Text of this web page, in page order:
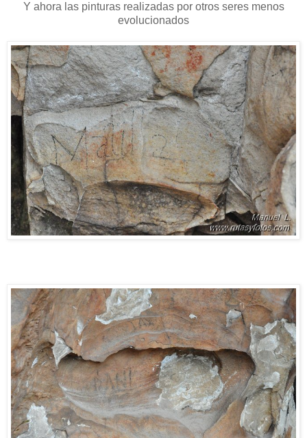
Y ahora las pinturas realizadas por otros seres menos
evolucionados